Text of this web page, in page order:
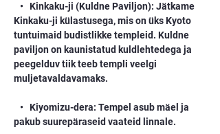
•   Kinkaku-ji (Kuldne Paviljon): Jätkame
Kinkaku-ji külastusega, mis on üks Kyoto
tuntuimaid budistlikke templeid. Kuldne
paviljon on kaunistatud kuldlehtedega ja
peegelduv tiik teeb templi veelgi
muljetavaldavamaks.
•   Kiyomizu-dera: Tempel asub mäel ja
pakub suurepäraseid vaateid linnale.